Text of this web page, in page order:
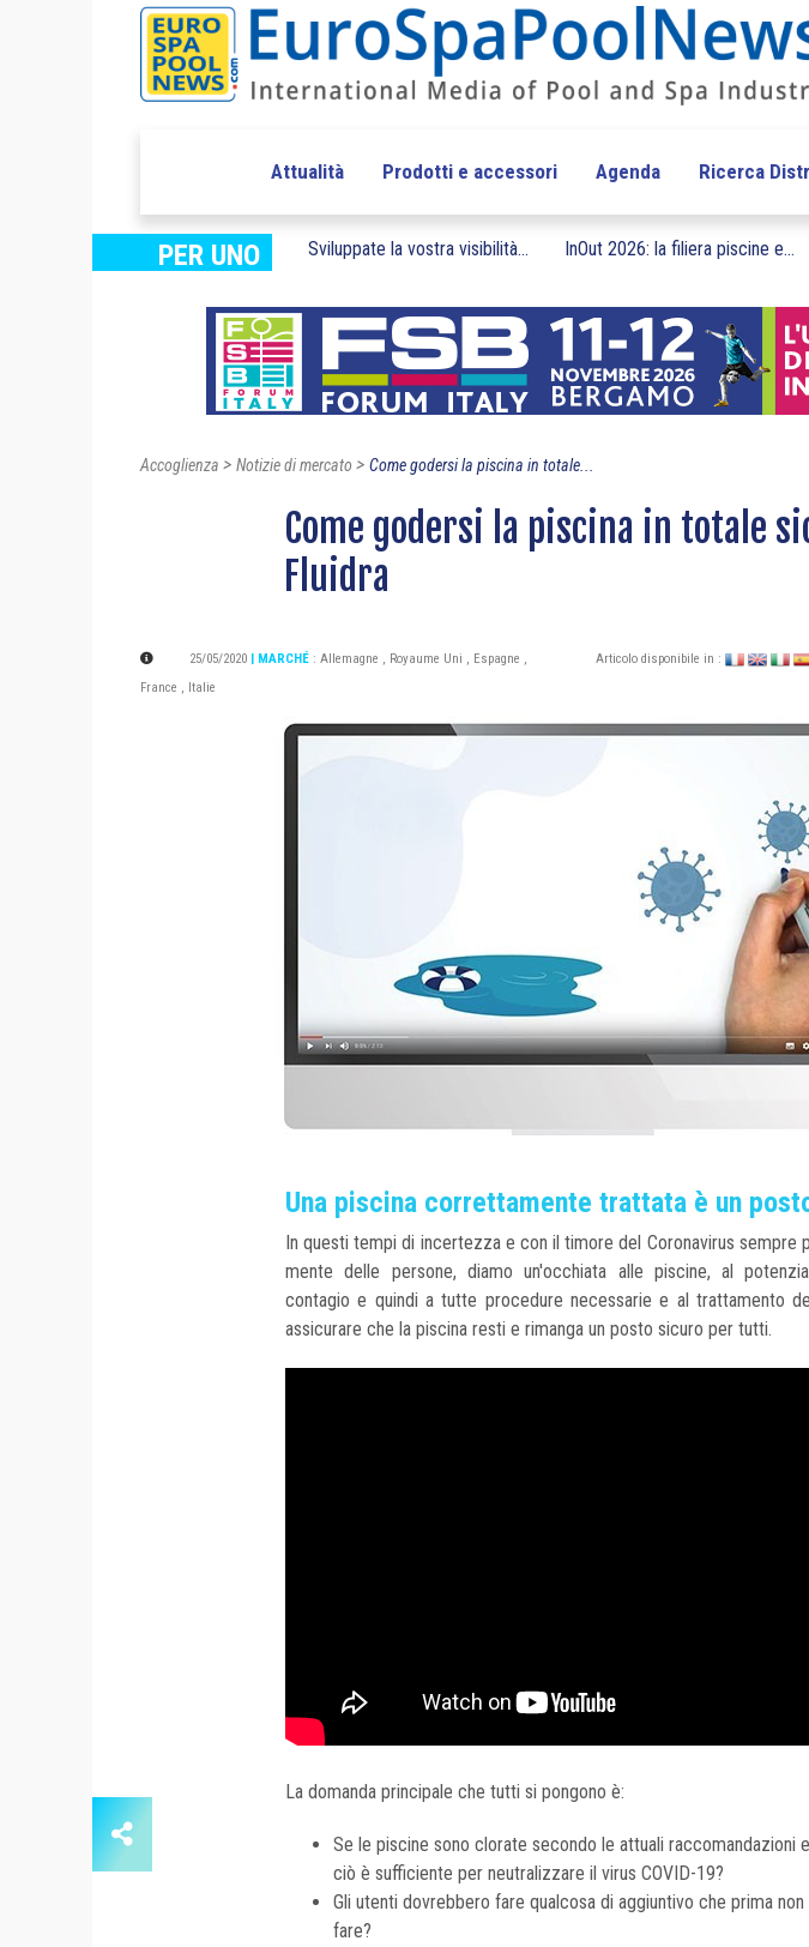
Attualità Prodotti e accessori Agenda Ricerca
PER UNO Sviluppate la vostra visibilità... InOut 2026: la filiera piscine e...
Accoglienza > Notizie di mercato > Come godersi la piscina in totale...
Come godersi la piscina in totale
Fluidra
25/05/2020 | MARCHÉ : Allemagne , Royaume Uni , Espagne ,
France , Italie
Articolo disponibile in :
Una piscina correttamente trattata è un
In questi tempi di incertezza e con il timore del Coronavirus sempre
mente delle persone, diamo un'occhiata alle piscine, al
contagio e quindi a tutte procedure necessarie e al trattamento
assicurare che la piscina resti e rimanga un posto sicuro per tutti.
La domanda principale che tutti si pongono è:
Se le piscine sono clorate secondo le attuali raccomandazioni
ciò è sufficiente per neutralizzare il virus COVID-19?
Gli utenti dovrebbero fare qualcosa di aggiuntivo che prima
fare?